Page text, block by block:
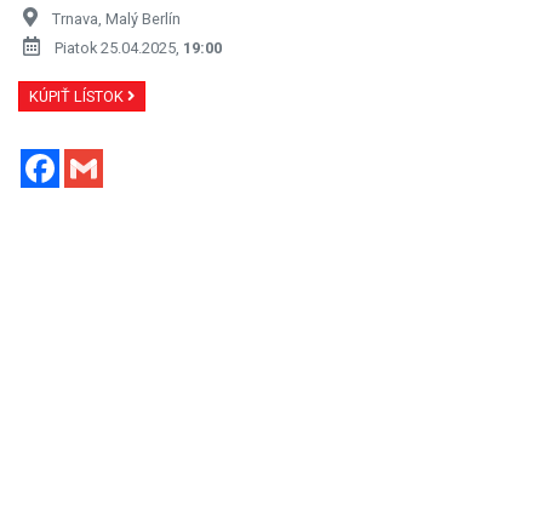
Trnava, Malý Berlín
Piatok 25.04.2025, 19:00
KÚPIŤ LÍSTOK
Facebook